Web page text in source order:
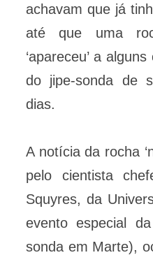
achavam que já
até que uma
‘apareceu’ a
do jipe-sonda de
dias.
A notícia da rocha
pelo cientista
Squyres, da
evento especial
sonda em Marte),